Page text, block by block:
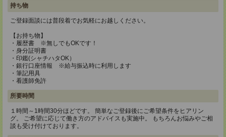
持ち物
ご登録面談には普段着でお気軽にお越しください。
【お持ち物】
・履歴書 ※無しでもOKです！
・身分証明書
・印鑑(シャチハタOK）
・銀行口座情報 ※給与振込時に利用します
・筆記用具
・看護師免許
所要時間
１時間～1時間30分ほどです。 簡単なご登録後にご希望条件をヒアリン
グ。 ご希望に応じて働き方のアドバイスも実施中。 もちろんお悩みやご相
談も受け付けております。